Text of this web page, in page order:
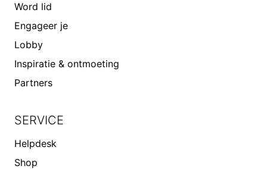
Word lid
Engageer je
Lobby
Inspiratie & ontmoeting
Partners
SERVICE
Helpdesk
Shop